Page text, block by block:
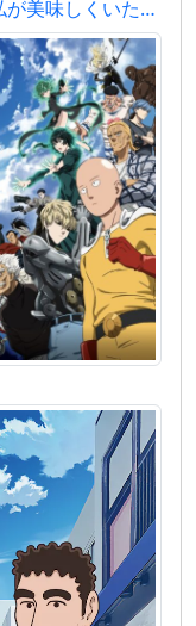
悪食令嬢と狂血公爵 ～その魔物、私が美味しくいただきます！～